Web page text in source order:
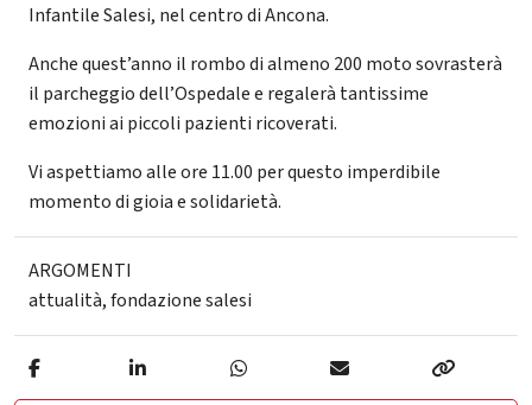
Infantile Salesi, nel centro di Ancona.
Anche quest’anno il rombo di almeno 200 moto sovrasterà
il parcheggio dell’Ospedale e regalerà tantissime
emozioni ai piccoli pazienti ricoverati.
Vi aspettiamo alle ore 11.00 per questo imperdibile
momento di gioia e solidarietà.
ARGOMENTI
attualità,fondazione salesi